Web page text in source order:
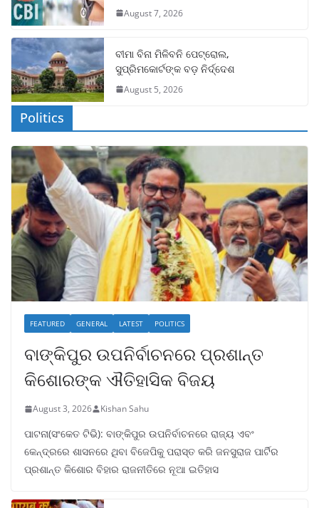
August 7, 2026
ବୀମା ବିନା ମିଳିବନି ପେଟ୍ରୋଲ,
ସୁପ୍ରିମକୋର୍ଟଙ୍କ ବଡ଼ ନିର୍ଦ୍ଦେଶ
August 5, 2026
Politics
FEATURED GENERAL LATEST POLITICS
ବାଙ୍କିପୁର ଉପନିର୍ବାଚନରେ ପ୍ରଶାନ୍ତ
କିଶୋରଙ୍କ ଐତିହାସିକ ବିଜୟ
August 3, 2026 Kishan Sahu
ପାଟନା(ସଂକେତ ଟିଭି): ବାଙ୍କିପୁର ଉପନିର୍ବାଚନରେ ରାଜ୍ୟ ଏବଂ
କେନ୍ଦ୍ରରେ ଶାସନରେ ଥିବା ବିଜେପିକୁ ପରାସ୍ତ କରି ଜନସୁରାଜ ପାର୍ଟିର
ପ୍ରଶାନ୍ତ କିଶୋର ବିହାର ରାଜନୀତିରେ ନୂଆ ଇତିହାସ